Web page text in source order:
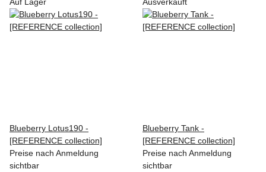
Blueberry Lotus190 -
[REFERENCE collection]
Preise nach Anmeldung
sichtbar
Blueberry Tank -
[REFERENCE collection]
Preise nach Anmeldung
sichtbar